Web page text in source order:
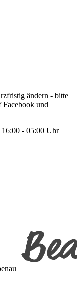
ändern - bitte
Facebook und
- 05:00 Uhr